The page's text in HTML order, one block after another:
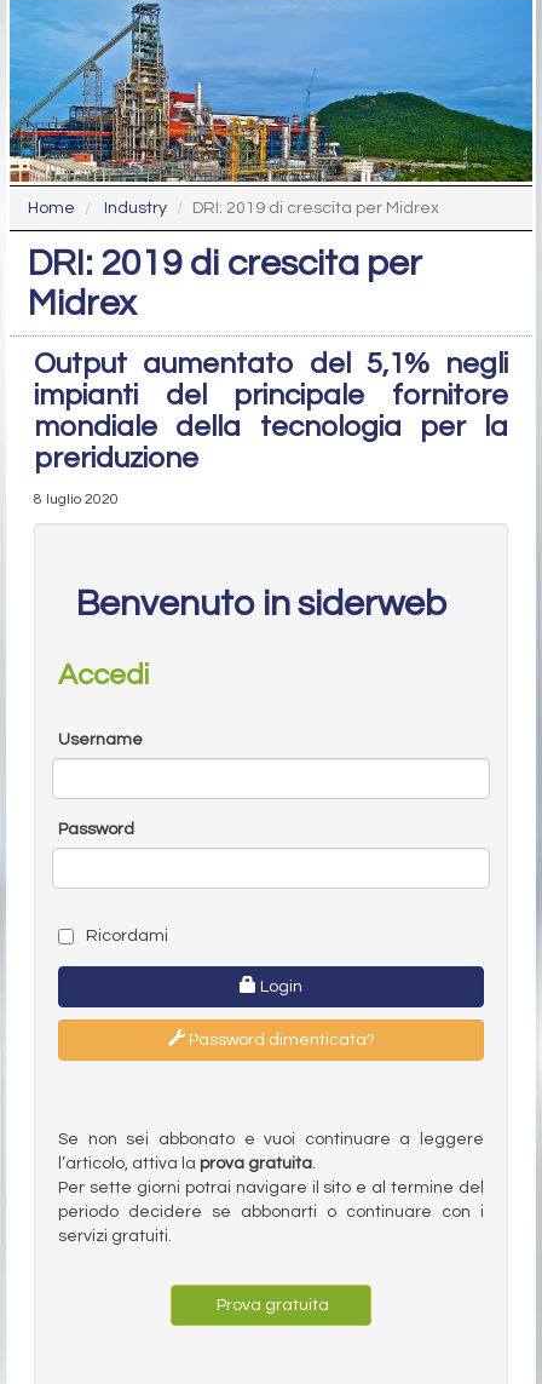
Home Industry DRI: 2019 di crescita per Midrex
DRI: 2019 di crescita per
Midrex
Output aumentato del 5,1% negli
impianti del principale fornitore
mondiale della tecnologia per la
preriduzione
8 luglio 2020
Benvenuto in siderweb
Accedi
Username
Password
Ricordami
Login
Password dimenticata?
Se non sei abbonato e vuoi continuare a leggere
l’articolo, attiva la prova gratuita.
Per sette giorni potrai navigare il sito e al termine del
periodo decidere se abbonarti o continuare con i
servizi gratuiti.
Prova gratuita